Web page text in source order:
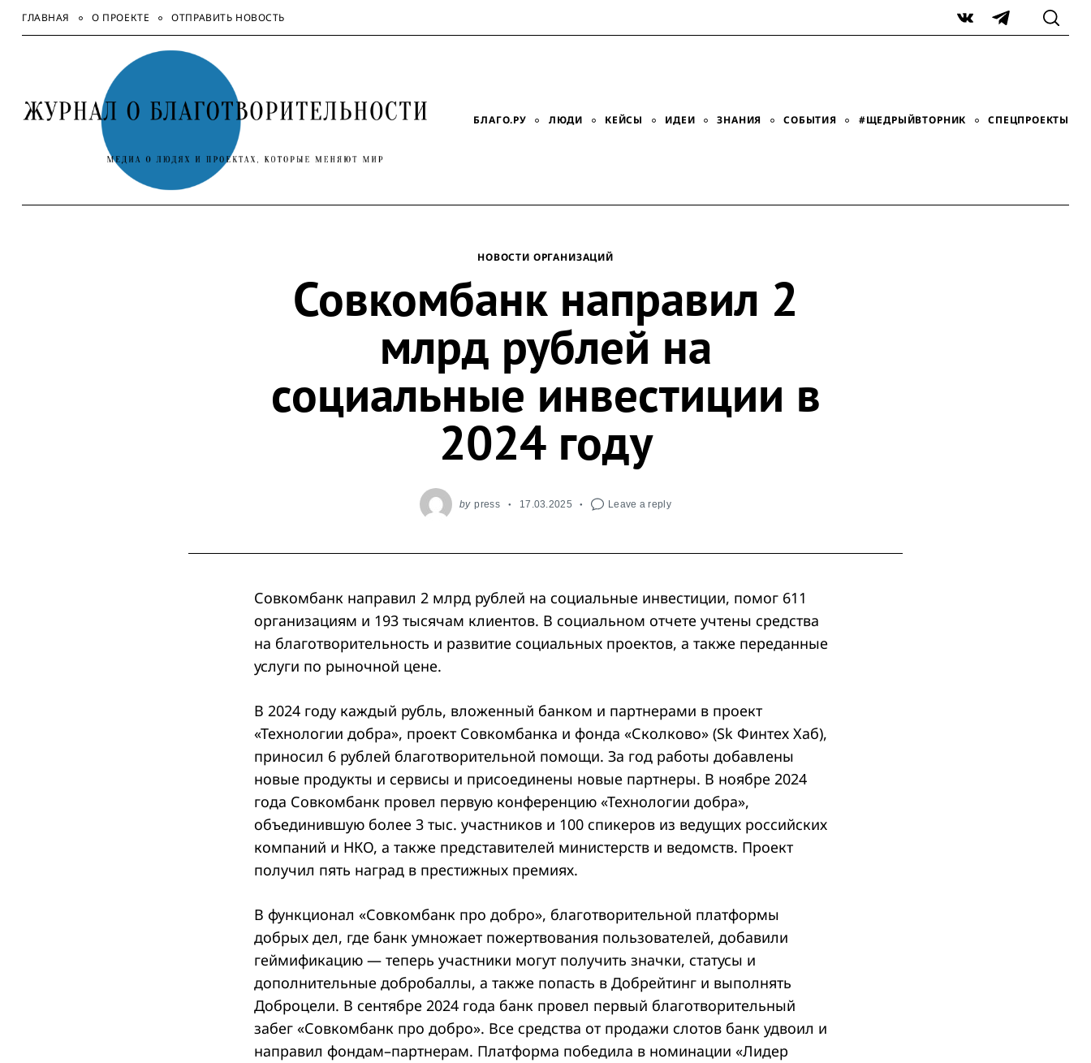
SkipГЛАВНАЯ О ПРОЕКТЕ ОТПРАВИТЬ НОВОСТЬ
VK Telegram
БЛАГО.РУ ЛЮДИ КЕЙСЫ ИДЕИ ЗНАНИЯ СОБЫТИЯ #ЩЕДРЫЙВТОРНИК СПЕЦПРОЕКТЫ
НОВОСТИ ОРГАНИЗАЦИЙ
Совкомбанк направил 2
млрд рублей на
социальные инвестиции в
2024 году
by press 17.03.2025 Leave a reply
Совкомбанк направил 2 млрд рублей на социальные инвестиции, помог 611
организациям и 193 тысячам клиентов. В социальном отчете учтены средства
на благотворительность и развитие социальных проектов, а также переданные
услуги по рыночной цене.
В 2024 году каждый рубль, вложенный банком и партнерами в проект
«Технологии добра», проект Совкомбанка и фонда «Сколково» (Sk Финтех Хаб),
приносил 6 рублей благотворительной помощи. За год работы добавлены
новые продукты и сервисы и присоединены новые партнеры. В ноябре 2024
года Совкомбанк провел первую конференцию «Технологии добра»,
объединившую более 3 тыс. участников и 100 спикеров из ведущих российских
компаний и НКО, а также представителей министерств и ведомств. Проект
получил пять наград в престижных премиях.
В функционал «Совкомбанк про добро», благотворительной платформы
добрых дел, где банк умножает пожертвования пользователей, добавили
геймификацию — теперь участники могут получить значки, статусы и
дополнительные добробаллы, а также попасть в Добрейтинг и выполнять
Доброцели. В сентябре 2024 года банк провел первый благотворительный
забег «Совкомбанк про добро». Все средства от продажи слотов банк удвоил и
направил фондам–партнерам. Платформа победила в номинации «Лидер